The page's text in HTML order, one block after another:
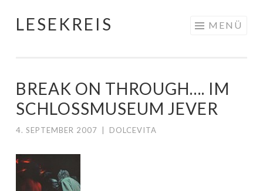
Springe
LESEKREIS MENÜ
BREAK ON THROUGH…. IM
SCHLOSSMUSEUM JEVER
4. SEPTEMBER 2007 DOLCEVITA